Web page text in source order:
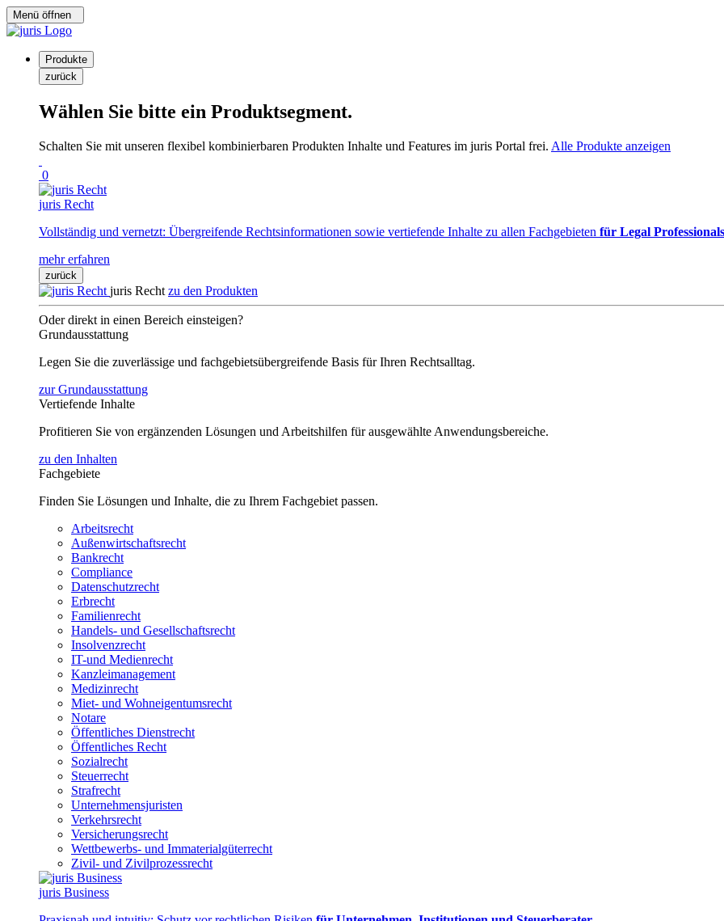
Menü öffnen
Produkte
zurück
Wählen Sie bitte ein Produktsegment.
Schalten Sie mit unseren flexibel kombinierbaren Produkten Inhalte und Features im juris Portal frei. Alle Produkte anzeigen
0
juris Recht
Vollständig und vernetzt: Übergreifende Rechtsinformationen sowie vertiefende Inhalte zu allen Fachgebieten für Legal Professionals
mehr erfahren
zurück
juris Recht zu den Produkten
Oder direkt in einen Bereich einsteigen?
Grundausstattung
Legen Sie die zuverlässige und fachgebietsübergreifende Basis für Ihren Rechtsalltag.
zur Grundausstattung
Vertiefende Inhalte
Profitieren Sie von ergänzenden Lösungen und Arbeitshilfen für ausgewählte Anwendungsbereiche.
zu den Inhalten
Fachgebiete
Finden Sie Lösungen und Inhalte, die zu Ihrem Fachgebiet passen.
Arbeitsrecht
Außenwirtschaftsrecht
Bankrecht
Compliance
Datenschutzrecht
Erbrecht
Familienrecht
Handels- und Gesellschaftsrecht
Insolvenzrecht
IT-und Medienrecht
Kanzleimanagement
Medizinrecht
Miet- und Wohneigentumsrecht
Notare
Öffentliches Dienstrecht
Öffentliches Recht
Sozialrecht
Steuerrecht
Strafrecht
Unternehmensjuristen
Verkehrsrecht
Versicherungsrecht
Wettbewerbs- und Immaterialgüterrecht
Zivil- und Zivilprozessrecht
juris Business